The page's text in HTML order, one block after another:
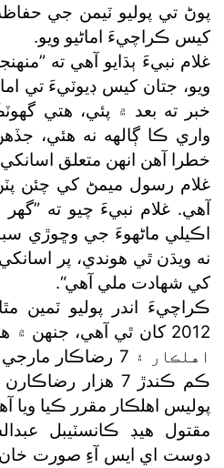
پوڻ تي پوليو ٽيمن جي
کيس ڪراچيءَ اماڻيو ويو.
غلام نبيءَ ٻڌايو آهي ته
ويو، جتان کيس ڊيوٽيءَ تي
خبر ته بعد ۾ پئي، هتي
واري ڪا ڳالهه نه هئي،
خطرا آهن انهن متعلق
غلام رسول ميمڻ کي چئن
آهي. غلام نبيءَ چيو ته
اڪيلي ماڻهوءَ جي وڇوڙي
نه ويڌن ٿي هوندي، پر
کي شهادت ملي آهي“.
ڪراچيءَ اندر پوليو ٽمين
اهلڪار ۽ 7
پوليس اهلڪار مقرر ڪيا ويا
مقتول هيڊ ڪانسٽيبل
دوست اي ايس آءِ صورت